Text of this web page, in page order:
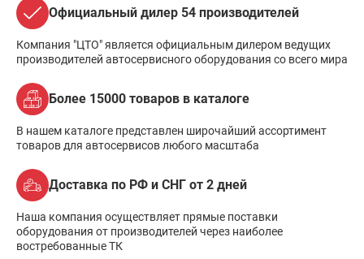
Официальный дилер 54 производителей
Компания "ЦТО" является официальным дилером ведущих
производителей автосервисного оборудования со всего мира
Более 15000 товаров в каталоге
В нашем каталоге представлен широчайший ассортимент
товаров для автосервисов любого масштаба
Доставка по РФ и СНГ от 2 дней
Наша компания осуществляет прямые поставки
оборудования от производителей через наиболее
востребованные ТК